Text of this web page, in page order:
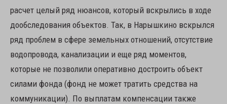
расчет целый ряд нюансов, который вскрылись в ходе
дообследования объектов. Так, в Нарышкино вскрылся
ряд проблем в сфере земельных отношений, отсутствие
водопровода, канализации и еще ряд моментов,
которые не позволили оперативно достроить объект
силами фонда (фонд не может тратить средства на
коммуникации). По выплатам компенсации также